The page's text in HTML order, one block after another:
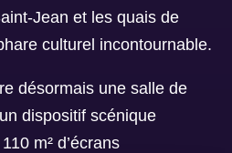
Jean et les quais de
culturel incontournable.
désormais une salle de
dispositif scénique
m² d’écrans